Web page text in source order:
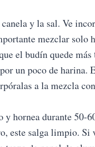
y la sal. Ve
mezclar solo
el budín quede más
un poco de harina.
a la mezcla
hornea durante 50-
este salga limpio. Si